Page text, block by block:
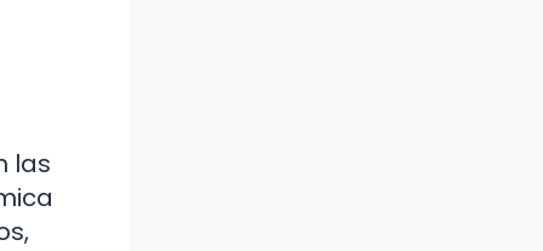
las